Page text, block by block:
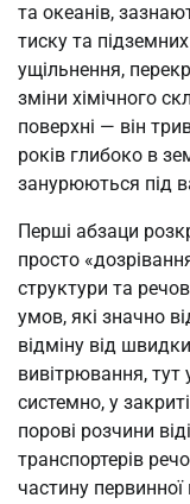
та океанів,
тиску та
ущільнення,
зміни хімічного
поверхні — він
років глибоко в
занурюються під
Перші абзаци
просто
структури та
умов, які значно
відміну від
вивітрювання, тут
системно, у
порові розчини
транспортерів
частину